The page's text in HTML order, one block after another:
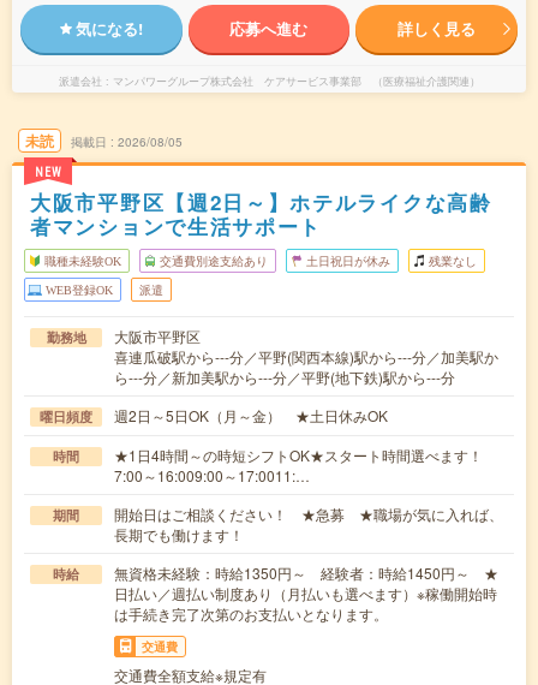
気になる! 応募へ進む 詳しく見る
派遣会社 マンパワーグループ株式会社 ケアサービス事業部 （医療福祉介護関連）
未読
NEW
掲載日 2026/08/05
大阪市平野区【週2日～】ホテルライクな高齢
者マンションで生活サポート
職種未経験OK 交通費別途支給あり 土日祝日が休み 残業なし
WEB登録OK 派遣
勤務地
大阪市平野区
喜連瓜破駅から---分／平野(関西本線)駅から---分／加美駅か
ら---分／新加美駅から---分／平野(地下鉄)駅から---分
曜日頻度 週2日～5日OK（月～金） ★土日休みOK
時間
★1日4時間～の時短シフトOK★スタート時間選べます！
7:00～16:009:00～17:0011:…
期間
開始日はご相談ください！ ★急募 ★職場が気に入れば、
長期でも働けます！
時給
無資格未経験：時給1350円～ 経験者：時給1450円～ ★
日払い／週払い制度あり（月払いも選べます）※稼働開始時
は手続き完了次第のお支払いとなります。
交通費
交通費全額支給※規定有